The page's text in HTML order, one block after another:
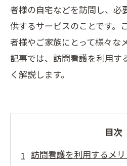
者様の自宅などを訪問し、必
供するサービスのことです。
者様やご家族にとって様々な
記事では、訪問看護を利用す
く解説します。
目次
訪問看護を利用するメ